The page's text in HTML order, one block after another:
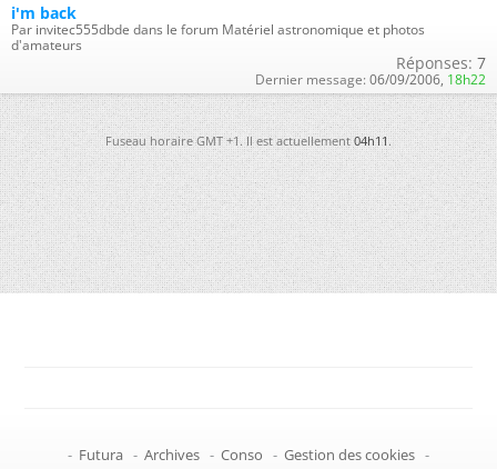
i'm back
Par invitec555dbde dans le forum Matériel astronomique et photos
d'amateurs
Réponses: 7
Dernier message: 06/09/2006, 18h22
Fuseau horaire GMT +1. Il est actuellement04h11.
- Futura - Archives - Conso - Gestion des cookies -